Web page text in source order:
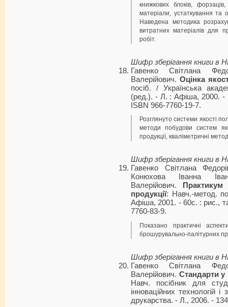
книжкових блоків,
матеріали, устаткування та
Наведена методика
витратних матеріалів для
робіт.
Шифр зберігання книги в
Гавенко Світлана
Валерійович. Оцінка
посіб. / Українська
(ред.). - Л. : Афіша, 2000. -
ISBN 966-7760-19-7.
Розглянуто системи якості
методи побудови систем
продукції, кваліметричні
Шифр зберігання книги в
Гавенко Світлана
Конюхова Іванна
Валерійович.
Практикум
продукції: Навч.-метод.
Афіша, 2001. - 60с. : рис.,
7760-83-9.
Показано практичні
брошурувально-палітурних
Шифр зберігання книги в
Гавенко Світлана
Валерійович. Стандарти у
Навч. посібник для
інноваційних технологій і
друкарства. - Л., 2006. -